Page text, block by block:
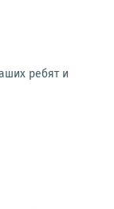
ребят и